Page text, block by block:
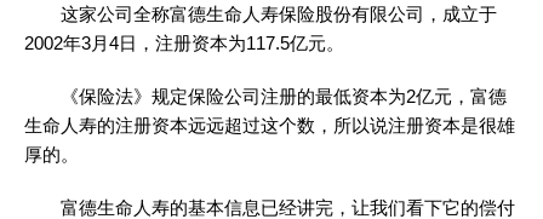
这家公司全称富德生命人寿保险股份有限公司，成立于
2002年3月4日，注册资本为117.5亿元。
《保险法》规定保险公司注册的最低资本为2亿元，富德
生命人寿的注册资本远远超过这个数，所以说注册资本是很雄
厚的。
富德生命人寿的基本信息已经讲完，让我们看下它的偿付